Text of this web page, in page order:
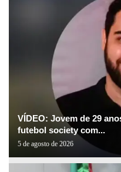
VÍDEO: Jovem de 29
futebol society com...
5 de agosto de 2026